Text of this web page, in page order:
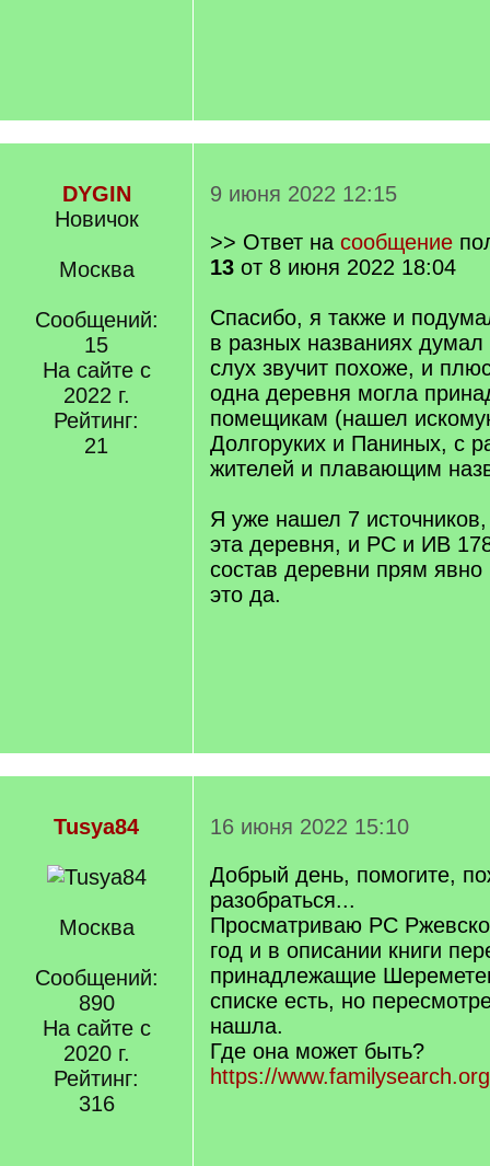
DYGIN
Новичок
Москва
Сообщений:
15
На сайте с
2022 г.
Рейтинг:
21
9 июня 2022 12:15
>> Ответ на сообщение
13 от 8 июня 2022 18:04
Спасибо, я также и
в разных названиях думал
слух звучит похоже, и
одна деревня могла
помещикам (нашел
Долгоруких и Паниных, с
жителей и плавающим
Я уже нашел 7 источников,
эта деревня, и РС и ИВ
состав деревни прям явно
это да.
Tusya84
Москва
Сообщений:
890
На сайте с
2020 г.
Рейтинг:
316
16 июня 2022 15:10
Добрый день, помогите,
разобраться...
Просматриваю РС
год и в описании книги
принадлежащие
списке есть, но
нашла.
Где она может быть?
https://